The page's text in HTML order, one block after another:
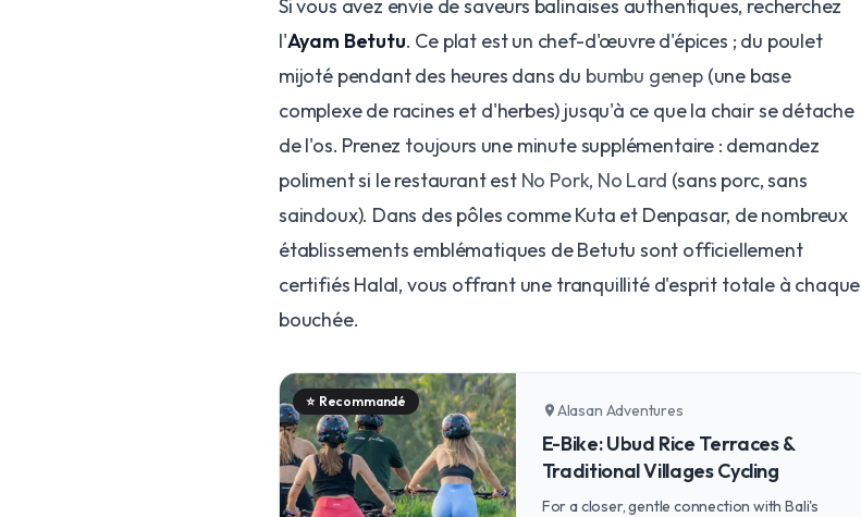
Si vous avez envie de saveurs balinaises authentiques, recherchez
l'Ayam Betutu. Ce plat est un chef-d'œuvre d'épices ; du poulet
mijoté pendant des heures dans du bumbu genep(une base
complexe de racines et d'herbes) jusqu'à ce que la chair se détache
de l'os. Prenez toujours une minute supplémentaire : demandez
poliment si le restaurant est No Pork, No Lard (sans porc, sans
saindoux). Dans des pôles comme Kuta et Denpasar, de nombreux
établissements emblématiques de Betutu sont officiellement
certifiés Halal, vous offrant une tranquillité d'esprit totale à chaque
bouchée.
⭐ Recommandé
location_on Alasan Adventures
E-Bike: Ubud Rice Terraces &
Traditional Villages Cycling
For a closer, gentle connection with Bali's